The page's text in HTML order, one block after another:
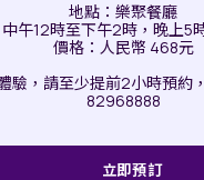
地點：樂聚餐廳
午12時至下午2時，晚上5
價格：人民幣 468元
驗，請至少提前2小時預約
82968888
立即預訂